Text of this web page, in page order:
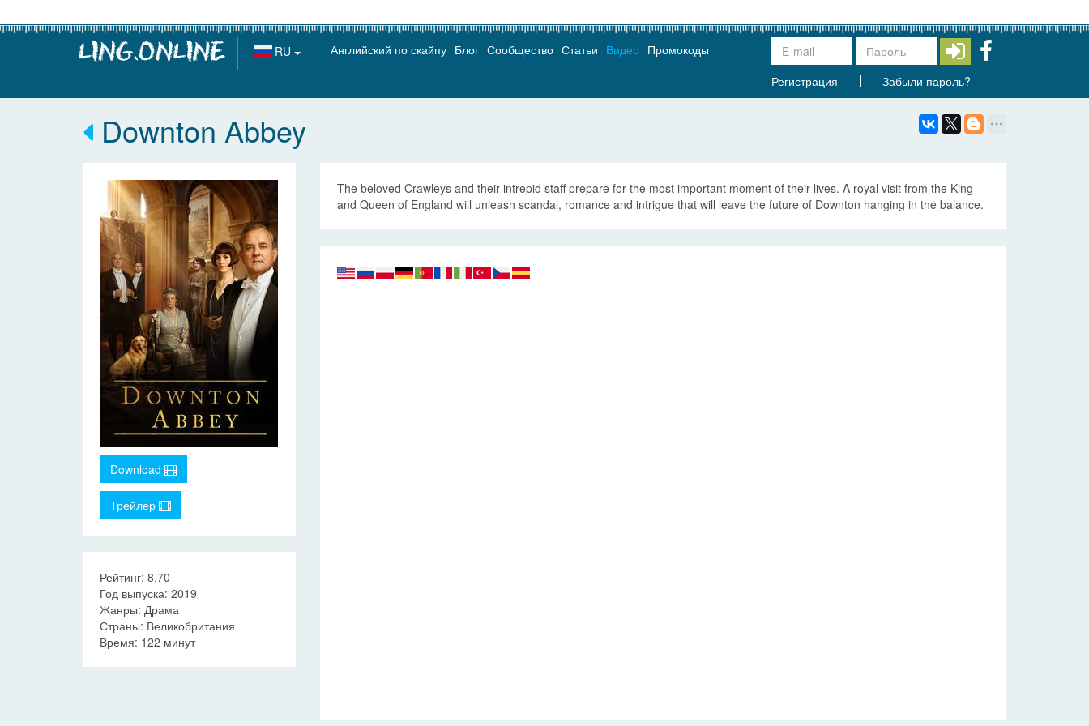
RU Английский по скайпу Блог Сообщество Статьи Видео Промокоды
Регистрация
Забыли пароль?
Downton Abbey
Download
Трейлер
Рейтинг: 8,70
Год выпуска: 2019
Жанры: Драма
Страны: Великобритания
Время: 122 минут
The beloved Crawleys and their intrepid staff prepare for the most important moment of their lives. A royal visit from the King
and Queen of England will unleash scandal, romance and intrigue that will leave the future of Downton hanging in the balance.